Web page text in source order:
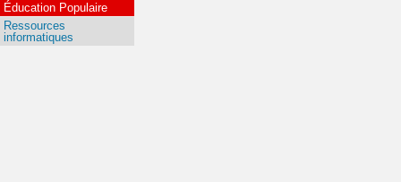
Éducation Populaire
Ressources
informatiques